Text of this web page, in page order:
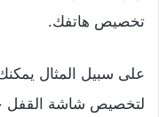
تخصيص هاتفك.
لتخصيص شاشة القفل